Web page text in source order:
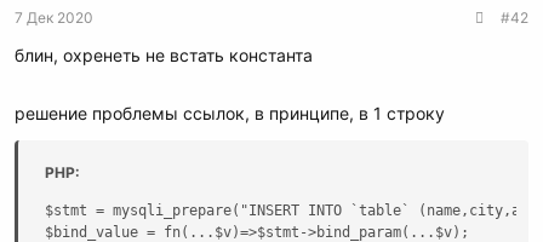
7 Дек 2020 #42
блин, охренеть не встать константа
решение проблемы ссылок, в принципе, в 1 строку
PHP:
$stmt = mysqli_prepare("INSERT INTO `table`
$bind_value = fn(...$v)=>$stmt->bind_param(...$v);